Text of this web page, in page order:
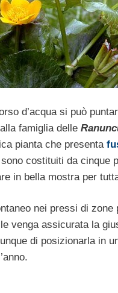
d’acqua si può
famiglia delle
pianta che presenta
sono costituiti da cinque
in bella mostra per
nei pressi di zone
venga assicurata la
di posizionarla in